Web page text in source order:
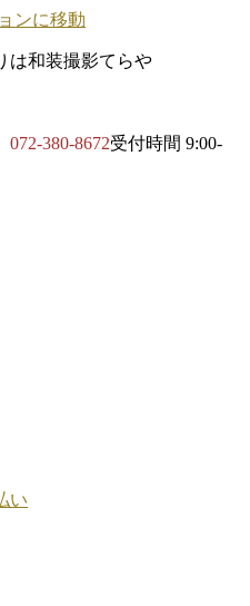
ンに移動
は和装撮影てらや
072-380-8672受付時間 9:00-
い